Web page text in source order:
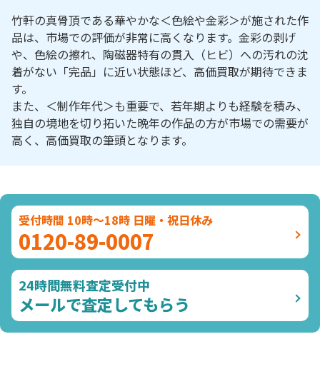
竹軒の真骨頂である華やかな＜色絵や金彩＞が施された作
品は、市場での評価が非常に高くなります。金彩の剥げ
や、色絵の擦れ、陶磁器特有の貫入（ヒビ）への汚れの沈
着がない「完品」に近い状態ほど、高価買取が期待できま
す。
また、＜制作年代＞も重要で、若年期よりも経験を積み、
独自の境地を切り拓いた晩年の作品の方が市場での需要が
高く、高価買取の筆頭となります。
受付時間 10時～18時 日曜・祝日休み
0120-89-0007
24時間無料査定受付中
メールで査定してもらう